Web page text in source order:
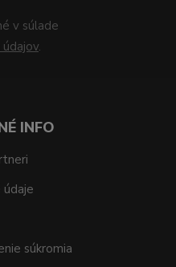
v súlade
údajov.
INFO
údaje
súkromia